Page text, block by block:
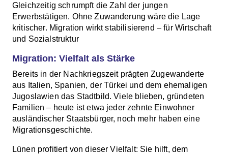
Gleichzeitig schrumpft die Zahl der jungen
Erwerbstätigen. Ohne Zuwanderung wäre die Lage
kritischer. Migration wirkt stabilisierend – für Wirtschaft
und Sozialstruktur
Migration: Vielfalt als Stärke
Bereits in der Nachkriegszeit prägten Zugewanderte
aus Italien, Spanien, der Türkei und dem ehemaligen
Jugoslawien das Stadtbild. Viele blieben, gründeten
Familien – heute ist etwa jeder zehnte Einwohner
ausländischer Staatsbürger, noch mehr haben eine
Migrationsgeschichte.
Lünen profitiert von dieser Vielfalt: Sie hilft, dem